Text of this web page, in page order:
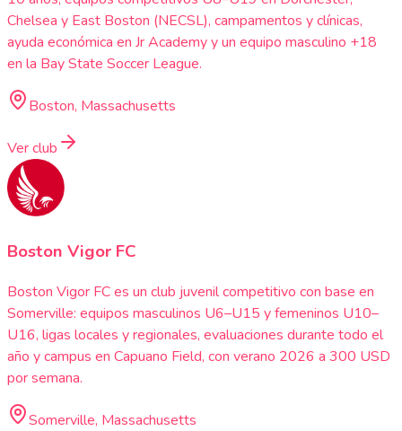
Chelsea y East Boston (NECSL), campamentos y clínicas,
ayuda económica en Jr Academy y un equipo masculino +18
en la Bay State Soccer League.
Boston, Massachusetts
Ver club
Boston Vigor FC
Boston Vigor FC es un club juvenil competitivo con base en
Somerville: equipos masculinos U6–U15 y femeninos U10–
U16, ligas locales y regionales, evaluaciones durante todo el
año y campus en Capuano Field, con verano 2026 a 300 USD
por semana.
Somerville, Massachusetts